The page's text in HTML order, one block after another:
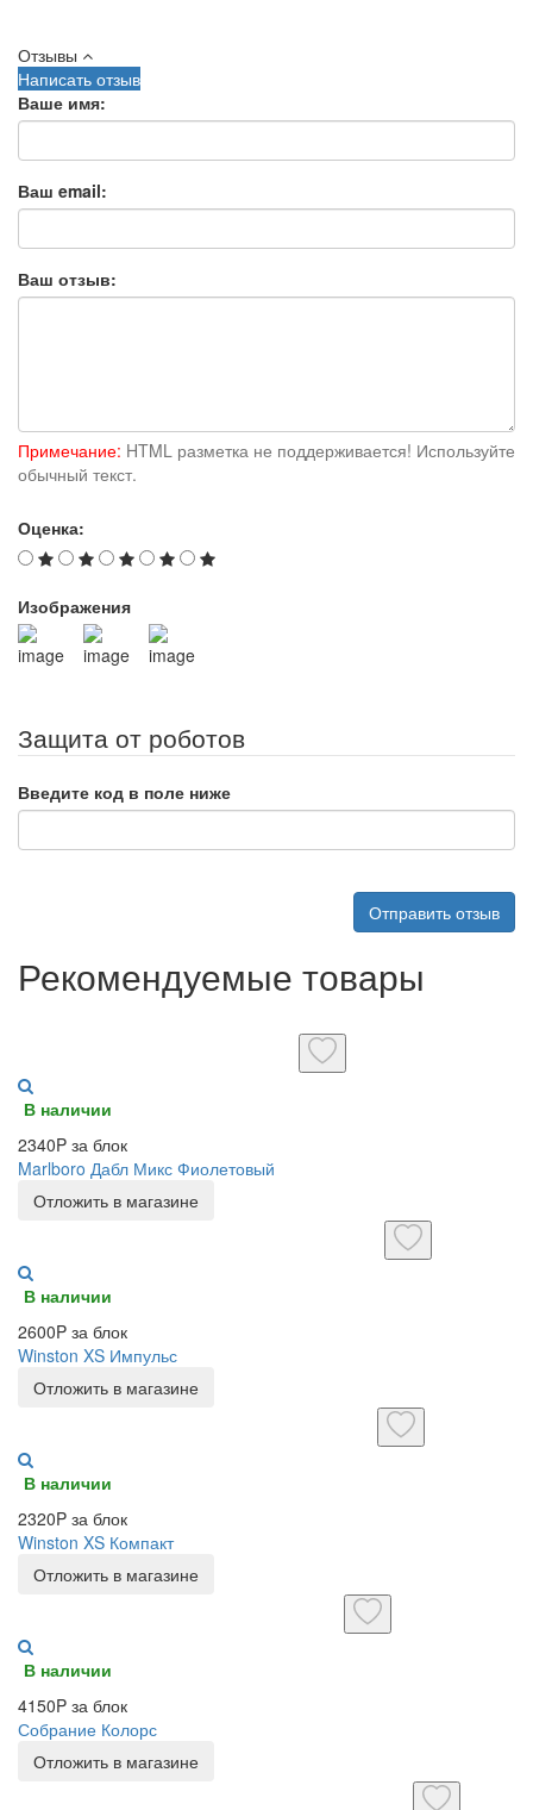
Отзывы
Написать отзыв
Ваше имя:
Ваш email:
Ваш отзыв:
Примечание: HTML разметка не поддерживается! Используйте
обычный текст.
Оценка:
Изображения
Защита от роботов
Введите код в поле ниже
Отправить отзыв
Рекомендуемые товары
В наличии
2340P за блок
Marlboro Дабл Микс Фиолетовый
Отложить в магазине
В наличии
2600P за блок
Winston XS Импульс
Отложить в магазине
В наличии
2320P за блок
Winston XS Компакт
Отложить в магазине
В наличии
4150P за блок
Собрание Колорс
Отложить в магазине